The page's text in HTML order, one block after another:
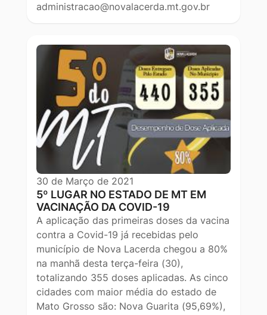
administracao@novalacerda.mt.gov.br
30 de Março de 2021
5º LUGAR NO ESTADO DE MT EM
VACINAÇÃO DA COVID-19
A aplicação das primeiras doses da vacina
contra a Covid-19 já recebidas pelo
município de Nova Lacerda chegou a 80%
na manhã desta terça-feira (30),
totalizando 355 doses aplicadas. As cinco
cidades com maior média do estado de
Mato Grosso são: Nova Guarita (95,69%),